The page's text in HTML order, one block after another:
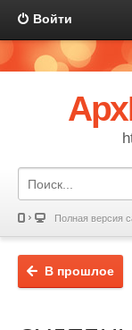
Войти
Полная версия
В прошлое